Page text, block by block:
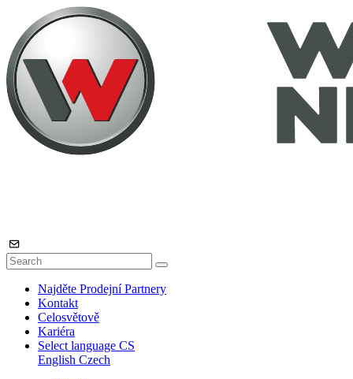
Najděte Prodejní Partnery
Kontakt
Celosvětově
Kariéra
Select language CS
English Czech